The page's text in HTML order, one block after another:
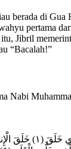
berada di
pertama
Jibril
“Bacalah!”
Nabi